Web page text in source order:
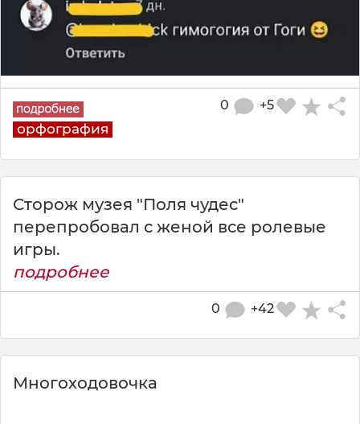
орфография
+5
0
Сторож музея "Поля чудес"
перепробовал с женой все ролевые
игры.
подробнее
+42
0
Многоходовочка